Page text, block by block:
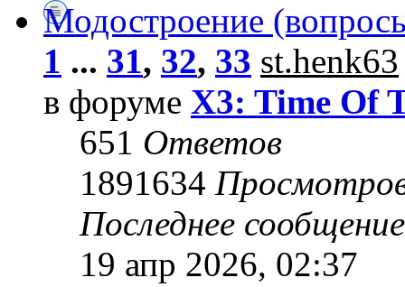
Модостроение
1 ... 31, 32, 33 st.henk63
в форуме X3: Time Of
651 Ответов
1891634
Последнее
19 апр 2026, 02:37